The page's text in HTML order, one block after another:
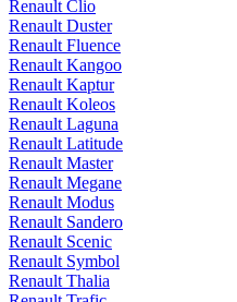
Renault Clio
Renault Duster
Renault Fluence
Renault Kangoo
Renault Kaptur
Renault Koleos
Renault Laguna
Renault Latitude
Renault Master
Renault Megane
Renault Modus
Renault Sandero
Renault Scenic
Renault Symbol
Renault Thalia